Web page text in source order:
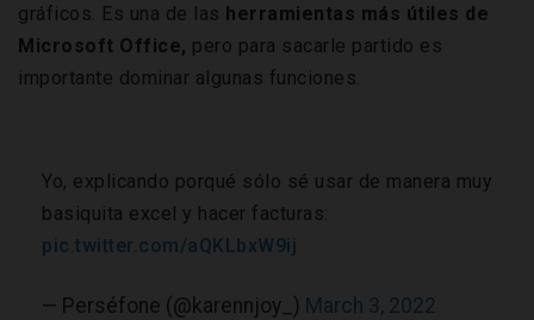
gráficos. Es una de las herramientas más útiles de
Microsoft Office, pero para sacarle partido es
importante dominar algunas funciones.
Yo, explicando porqué sólo sé usar de manera muy
basiquita excel y hacer facturas:
pic.twitter.com/aQKLbxW9ij
— Perséfone (@karennjoy_) March 3, 2022